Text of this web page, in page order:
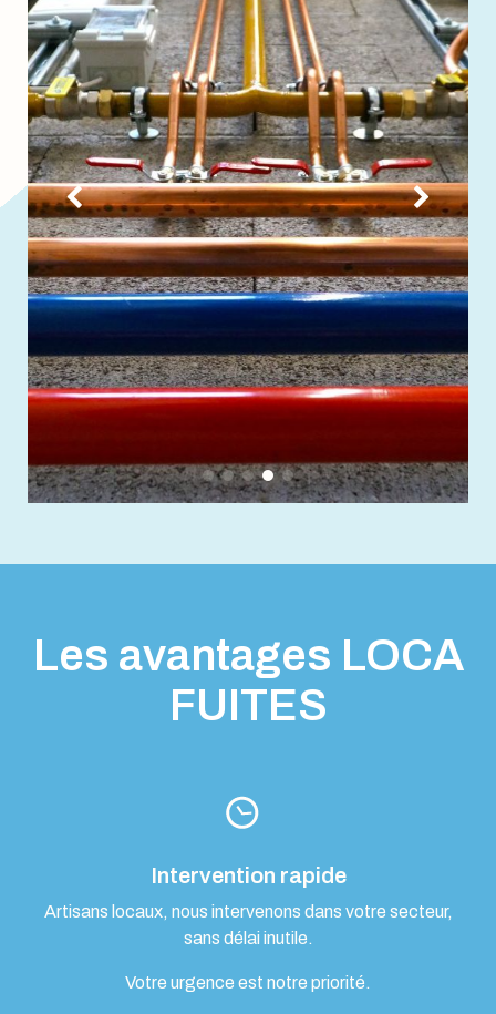
Les avantages LOCA
FUITES
Intervention rapide
Artisans locaux, nous intervenons dans votre secteur,
sans délai inutile.
Votre urgence est notre priorité.